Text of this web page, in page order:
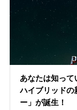
あなたは知って
ハイブリッドの
ー」が誕生！